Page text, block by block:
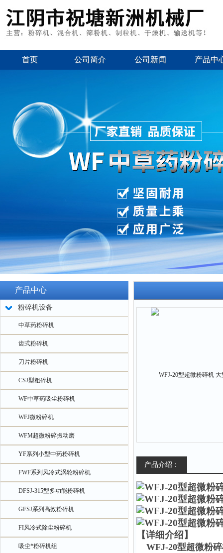
首页 公司简介 公司新闻 产品中
产品中心
粉碎机设备
中草药粉碎机
齿式粉碎机
刀片粉碎机
CSJ型粗碎机
WF中草药吸尘粉碎机
WFJ微粉碎机
WFM超微粉碎振动磨
YF系列小型中药粉碎机
FWF系列风冷式涡轮粉碎机
DFSJ-315型多功能粉碎机
GFSJ系列高效粉碎机
FI风冷式除尘粉碎机
吸尘*粉碎机组
产品介绍：
【详细介绍】
WFJ-20型超微粉